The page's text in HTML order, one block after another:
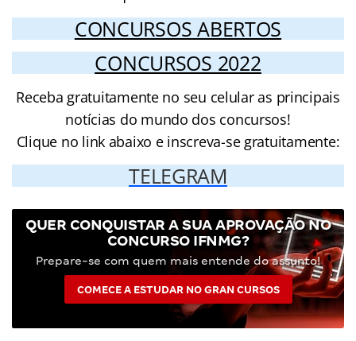
CONCURSOS ABERTOS
CONCURSOS 2022
Receba gratuitamente no seu celular as principais
notícias do mundo dos concursos!
Clique no link abaixo e inscreva-se gratuitamente:
TELEGRAM
QUER CONQUISTAR A SUA APROVAÇÃO NO
CONCURSO IFNMG?
Prepare-se com quem mais entende do assunto!
COMECE A ESTUDAR NO GRAN CURSOS